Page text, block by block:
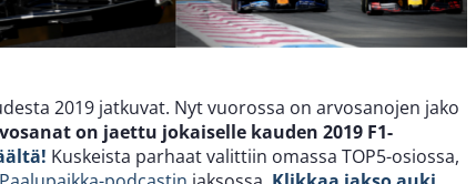
2019 jatkuvat. Nyt vuorossa on arvosanojen jako
on jaettu jokaiselle kauden 2019 F1-
Kuskeista parhaat valittiin omassa TOP5-osiossa,